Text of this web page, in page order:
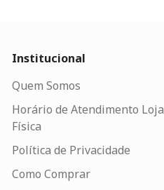
Institucional
Quem Somos
Horário de Atendimento Loja
Física
Política de Privacidade
Como Comprar